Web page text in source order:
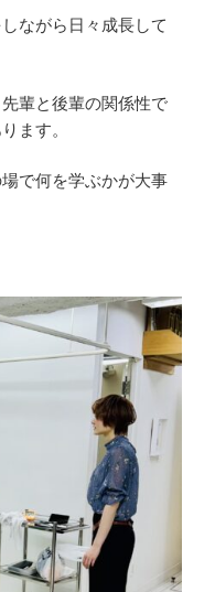
ながら日々成長して
輩と後輩の関係性で
ます。
で何を学ぶかが大事